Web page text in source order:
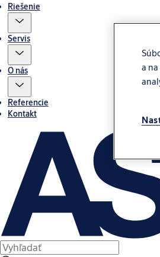
Riešenie
Servis
O nás
Referencie
Kontakt
a